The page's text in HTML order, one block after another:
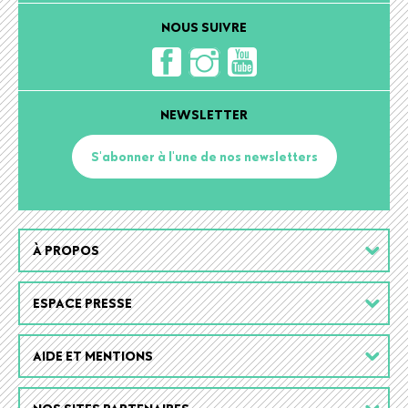
NOUS SUIVRE
NEWSLETTER
S'abonner à l'une de nos newsletters
Footer
menu
À PROPOS
ESPACE PRESSE
AIDE ET MENTIONS